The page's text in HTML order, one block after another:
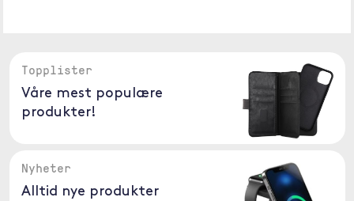
Topplister
Våre mest populære
produkter!
Nyheter
Alltid nye produkter